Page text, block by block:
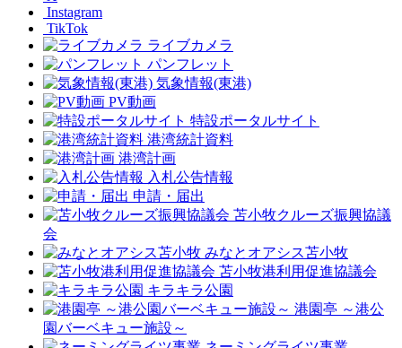
Instagram
TikTok
ライブカメラ
パンフレット
気象情報(東港)
PV動画
特設ポータルサイト
港湾統計資料
港湾計画
入札公告情報
申請・届出
苫小牧クルーズ振興協議
会
みなとオアシス苫小牧
苫小牧港利用促進協議会
キラキラ公園
港園亭 ～港公
園バーベキュー施設～